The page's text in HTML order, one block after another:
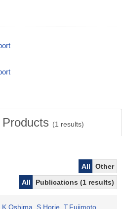
(1 results)
All
Other
All
Publications (1 results)
S.Horie, T.Fujimoto,